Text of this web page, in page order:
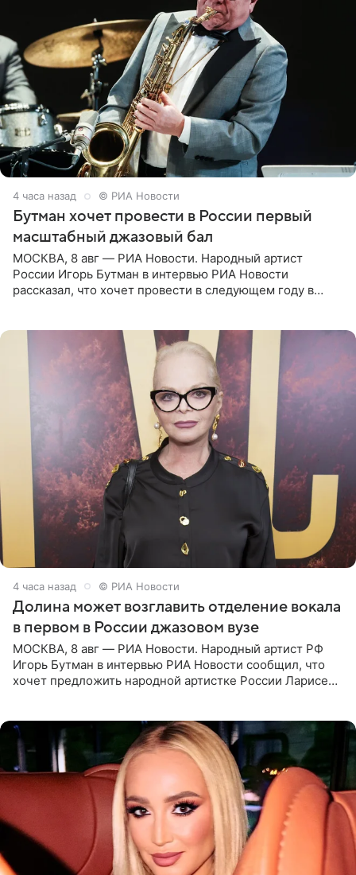
4 часа назад © РИА Новости
Бутман хочет провести в России первый
масштабный джазовый бал
МОСКВА, 8 авг — РИА Новости. Народный артист
России Игорь Бутман в интервью РИА Новости
рассказал, что хочет провести в следующем году в
4 часа назад © РИА Новости
Долина может возглавить отделение вокала
в первом в России джазовом вузе
МОСКВА, 8 авг — РИА Новости. Народный артист РФ
Игорь Бутман в интервью РИА Новости сообщил, что
хочет предложить народной артистке России Ларисе